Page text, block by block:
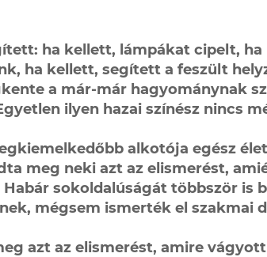
ha kellett, lámpákat cipelt,
ha kellett, segített a feszült
a már-már hagyománynak
ilyen hazai színész nincs
alkotója egész
meg neki azt az elismerést,
sokoldalúságát többször is
mégsem ismerték el szakmai
azt az elismerést, amire vágyott